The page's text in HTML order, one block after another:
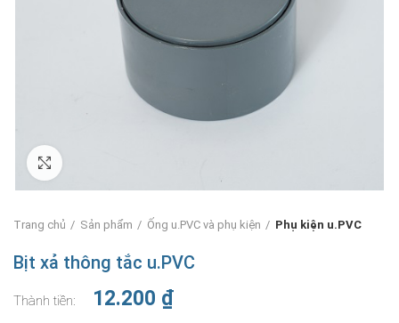
Trang chủ Sản phẩm Ống u.PVC và phụ kiện Phụ kiện u.PVC
Bịt xả thông tắc u.PVC
12.200 ₫